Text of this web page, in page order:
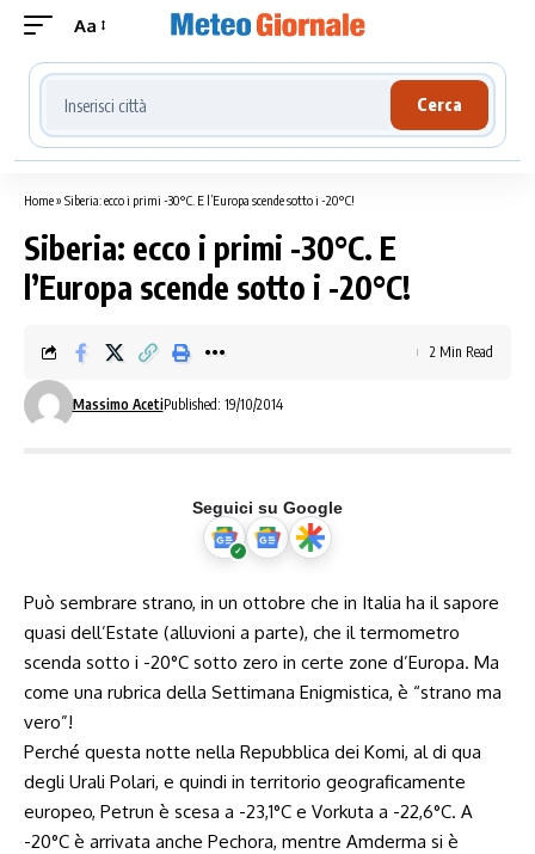
Aa
Cerca località meteo
Cerca
Home» Siberia: ecco i primi -30°C. E l’Europa scende sotto i -20°C!
Siberia: ecco i primi -30°C. E
l’Europa scende sotto i -20°C!
Massimo AcetiPublished: 19/10/2014
2 Min Read
Seguici su Google
Può sembrare strano, in un ottobre che in Italia ha il sapore
quasi dell’Estate (alluvioni a parte), che il termometro
scenda sotto i -20°C sotto zero in certe zone d’Europa. Ma
come una rubrica della Settimana Enigmistica, è “strano ma
vero”!
Perché questa notte nella Repubblica dei Komi, al di qua
degli Urali Polari, e quindi in territorio geograficamente
europeo, Petrun è scesa a -23,1°C e Vorkuta a -22,6°C. A
-20°C è arrivata anche Pechora, mentre Amderma si è